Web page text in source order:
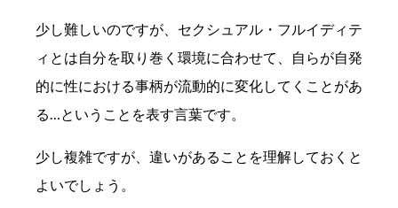
少し難しいのですが、セクシュアル・フルイディテ
ィとは自分を取り巻く環境に合わせて、自らが自発
的に性における事柄が流動的に変化してくことがあ
る…ということを表す言葉です。
少し複雑ですが、違いがあることを理解しておくと
よいでしょう。